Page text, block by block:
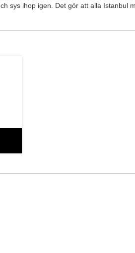
sys ihop igen. Det gör att alla